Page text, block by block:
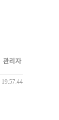
관리자
19:57:44